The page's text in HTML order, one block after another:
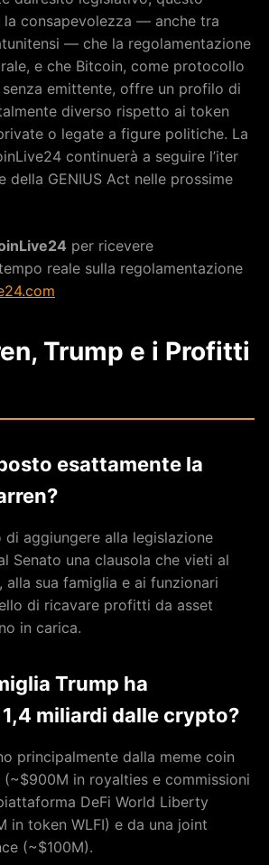
consapevolezza — anche tra
— che la regolamentazione
e che Bitcoin, come protocollo
emittente, offre un profilo di
diverso rispetto ai token
o legate a figure politiche. La
continuerà a seguire l’iter
della GENIUS Act nelle prossime
per ricevere
reale sulla regolamentazione
Trump e i Profitti
esattamente la
di aggiungere alla legislazione
Senato una clausola che vieti al
alla sua famiglia e ai funzionari
di ricavare profitti da asset
in carica.
Trump ha
miliardi dalle crypto?
principalmente dalla meme coin
(~$900M in royalties e commissioni
DeFi World Liberty
in token WLFI) e da una joint
(~$100M).